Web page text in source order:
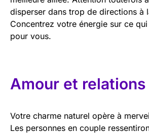
disperser dans trop de directions à
Concentrez votre énergie sur ce
pour vous.
Amour et relations
Votre charme naturel opère à
Les personnes en couple